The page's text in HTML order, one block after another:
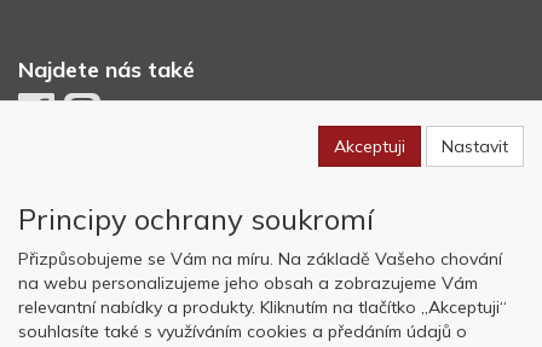
Najdete nás také
Copyright © OK AVIATION Base, s.r.o. 2022, powered byABRA E-
shop
Akceptuji Nastavit
Principy ochrany soukromí
Přizpůsobujeme se Vám na míru. Na základě Vašeho chování
na webu personalizujeme jeho obsah a zobrazujeme Vám
relevantní nabídky a produkty. Kliknutím na tlačítko „Akceptuji“
souhlasíte také s využíváním cookies a předáním údajů o